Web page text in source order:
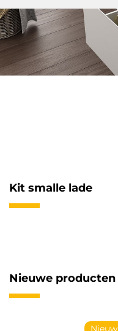
Kit smalle lade
Nieuwe producten
Nieuw